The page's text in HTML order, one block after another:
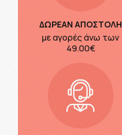
ΔΩΡΕΑΝ ΑΠΟΣΤΟΛΗ
με αγορές άνω των
49.00€